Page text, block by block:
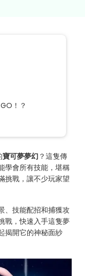
！？
寶可夢夢幻 ？這隻傳
學會所有技能，堪稱
挑戰，讓不少玩家望
、技能配招和捕獲攻
戰，快速入手這隻夢
揭開它的神秘面紗